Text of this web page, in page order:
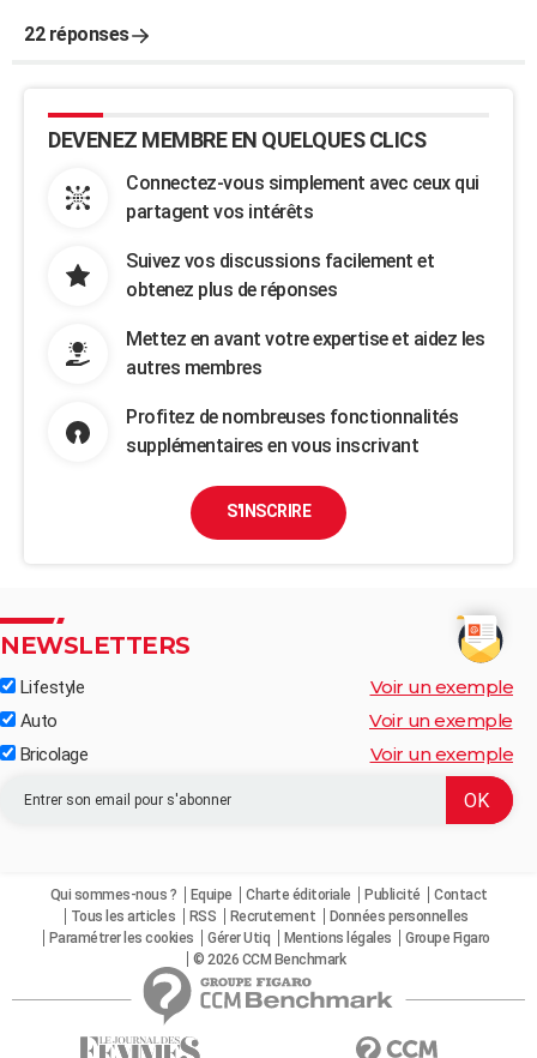
22 réponses
DEVENEZ MEMBRE EN QUELQUES CLICS
Connectez-vous simplement avec ceux qui
partagent vos intérêts
Suivez vos discussions facilement et
obtenez plus de réponses
Mettez en avant votre expertise et aidez les
autres membres
Profitez de nombreuses fonctionnalités
supplémentaires en vous inscrivant
S'INSCRIRE
NEWSLETTERS
Lifestyle Voir un exemple
Auto Voir un exemple
Bricolage Voir un exemple
Qui sommes-nous ? Equipe Charte éditoriale Publicité
Contact
Tous les articles
RSS Recrutement
Données personnelles
Paramétrer les cookies
Gérer Utiq Mentions légales
Groupe Figaro
© 2026 CCM Benchmark